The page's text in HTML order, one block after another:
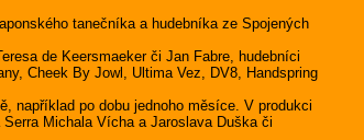
tanečníka a hudebníka ze Spojených
de Keersmaeker či Jan Fabre, hudebníci
Cheek By Jowl, Ultima Vez, DV8, Handspring
po dobu jednoho měsíce. V produkci
Michala Vícha a Jaroslava Duška či